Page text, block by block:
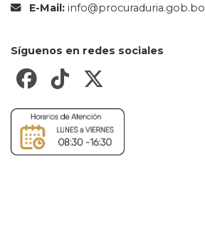
E-Mail: info@procuraduria.gob.bo
Síguenos en redes sociales